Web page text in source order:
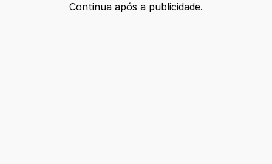
Continua após a publicidade.